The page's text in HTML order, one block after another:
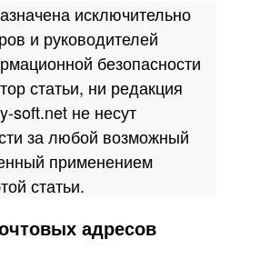
исключительно
и руководителей
безопасности
статьи, ни редакция
soft.net не несут
за любой возможный
применением
статьи.
адресов